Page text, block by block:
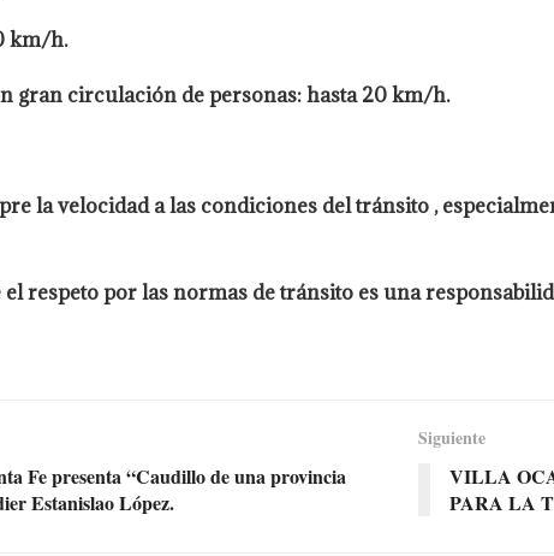
km/h.
gran circulación de personas: hasta 20 km/h.
la velocidad a las condiciones del tránsito ,
respeto por las normas de tránsito es una
Fe presenta “Caudillo de una provincia
Estanislao López.
Siguiente
VILLA
PARA LA